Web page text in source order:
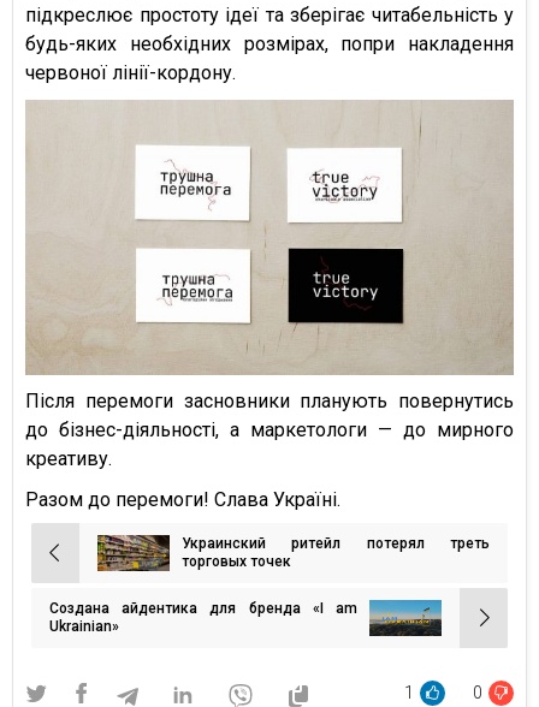
підкреслює простоту ідеї та зберігає читабельність у
будь-яких необхідних розмірах, попри накладення
червоної лінії-кордону.
Після перемоги засновники планують повернутись
до бізнес-діяльності, а маркетологи — до мирного
креативу.
Разом до перемоги! Слава Україні.
Навигация
по
записям
Украинский ритейл потерял треть
торговых точек
Создана айдентика для бренда «I am
Ukrainian»
1 0